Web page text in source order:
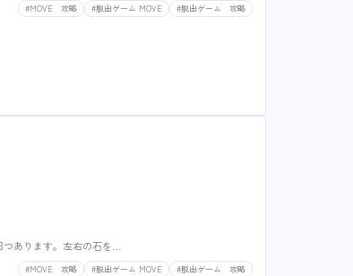
#MOVE 攻略 #脱出ゲーム MOVE #脱出ゲーム 攻略
あります。左右の石を…
#MOVE 攻略 #脱出ゲーム MOVE #脱出ゲーム 攻略